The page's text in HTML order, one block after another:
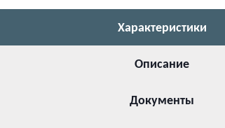
Характеристики
Описание
Документы